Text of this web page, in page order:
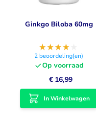
Ginkgo Biloba 60mg
2 beoordeling(en)
Op voorraad
€ 16,99
In Winkelwagen